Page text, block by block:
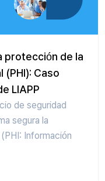
protección de la
(PHI): Caso
LIAPP
de seguridad
segura la
Información